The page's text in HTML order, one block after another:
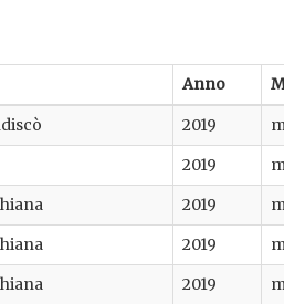
Anno
2019
2019
2019
2019
2019